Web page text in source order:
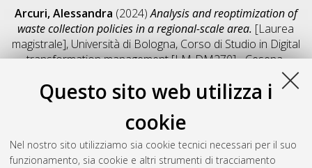
Questo sito web utilizza i
cookie
Nel nostro sito utilizziamo sia cookie tecnici necessari per il suo
funzionamento, sia cookie e altri strumenti di tracciamento
Arcuri, Alessandra (2024)Analysis and reoptimization of
waste collection policies in a regional-scale area. [Laurea
magistrale], Università di Bologna, Corso di Studio in Digital
transformation management [LM-DM270] - Cesena,
Salva citazione
Condividi
Il full-text non è disponibile per scelta dell'autore. (
Abstract